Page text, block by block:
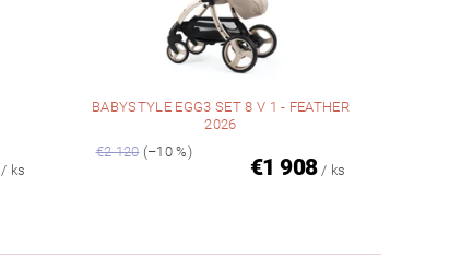
/ ks
BABYSTYLE EGG3 SET 8 V 1 - FEATHER
2026
€2 120(–10 %)
€1 908 / ks